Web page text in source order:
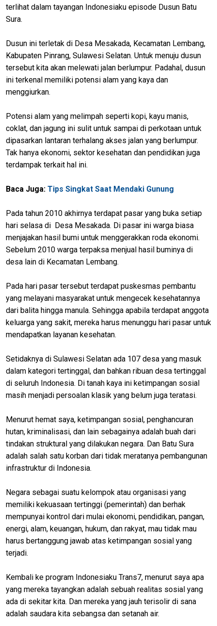
terlihat dalam tayangan Indonesiaku episode Dusun Batu
Sura.
Dusun ini terletak di Desa Mesakada, Kecamatan Lembang,
Kabupaten Pinrang, Sulawesi Selatan. Untuk menuju dusun
tersebut kita akan melewati jalan berlumpur. Padahal, dusun
ini terkenal memiliki potensi alam yang kaya dan
menggiurkan.
Potensi alam yang melimpah seperti kopi, kayu manis,
coklat, dan jagung ini sulit untuk sampai di perkotaan untuk
dipasarkan lantaran terhalang akses jalan yang berlumpur.
Tak hanya ekonomi, sektor kesehatan dan pendidikan juga
terdampak terkait hal ini.
Baca Juga: Tips Singkat Saat Mendaki Gunung
Pada tahun 2010 akhirnya terdapat pasar yang buka setiap
hari selasa di Desa Mesakada. Di pasar ini warga biasa
menjajakan hasil bumi untuk menggerakkan roda ekonomi.
Sebelum 2010 warga terpaksa menjual hasil buminya di
desa lain di Kecamatan Lembang.
Pada hari pasar tersebut terdapat puskesmas pembantu
yang melayani masyarakat untuk mengecek kesehatannya
dari balita hingga manula. Sehingga apabila terdapat anggota
keluarga yang sakit, mereka harus menunggu hari pasar untuk
mendapatkan layanan kesehatan.
Setidaknya di Sulawesi Selatan ada 107 desa yang masuk
dalam kategori tertinggal, dan bahkan ribuan desa tertinggal
di seluruh Indonesia. Di tanah kaya ini ketimpangan sosial
masih menjadi persoalan klasik yang belum juga teratasi.
Menurut hemat saya, ketimpangan sosial, penghancuran
hutan, kriminalisasi, dan lain sebagainya adalah buah dari
tindakan struktural yang dilakukan negara. Dan Batu Sura
adalah salah satu korban dari tidak meratanya pembangunan
infrastruktur di Indonesia.
Negara sebagai suatu kelompok atau organisasi yang
memiliki kekuasaan tertinggi (pemerintah) dan berhak
mempunyai kontrol dari mulai ekonomi, pendidikan, pangan,
energi, alam, keuangan, hukum, dan rakyat, mau tidak mau
harus bertanggung jawab atas ketimpangan sosial yang
terjadi.
Kembali ke program Indonesiaku Trans7, menurut saya apa
yang mereka tayangkan adalah sebuah realitas sosial yang
ada di sekitar kita. Dan mereka yang jauh terisolir di sana
adalah saudara kita sebangsa dan setanah air.